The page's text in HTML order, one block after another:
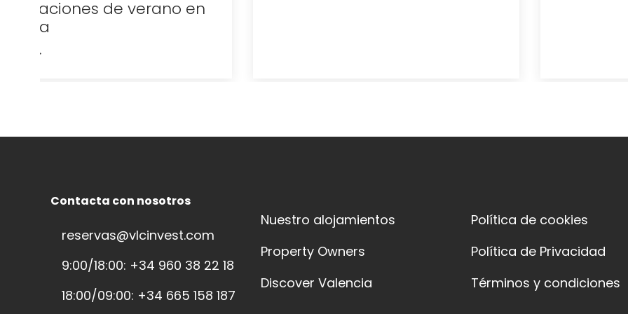
Contacta con nosotros
reservas@vlcinvest.com
9:00/18:00: +34 960 38 22 18
18:00/09:00: +34 665 158 187
Nuestro alojamientos
Property Owners
Discover Valencia
Política de cookies
Política de Privacidad
Términos y condiciones